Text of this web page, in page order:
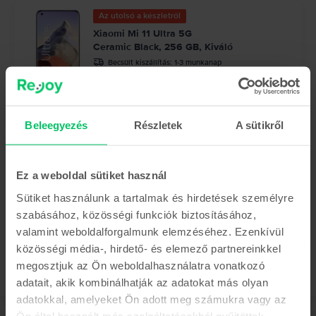
Beleegyezés Részletek A sütikről
Ez a weboldal sütiket használ
Sütiket használunk a tartalmak és hirdetések személyre
szabásához, közösségi funkciók biztosításához,
valamint weboldalforgalmunk elemzéséhez. Ezenkívül
közösségi média-, hirdető- és elemező partnereinkkel
megosztjuk az Ön weboldalhasználatra vonatkozó
adatait, akik kombinálhatják az adatokat más olyan
adatokkal, amelyeket Ön adott meg számukra vagy az
Az utolsó a készletről
Xiaomi Mi 11 Ultra 5G
Ceramic Black, 256 GB, Kiváló
Becsült kiszállítás: 1-3 munkanap
Az utolsó a készletről
Xiaomi Mi 11 5G
Becsült kiszállítás:
97.990 Ft